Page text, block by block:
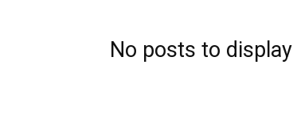
No posts to display